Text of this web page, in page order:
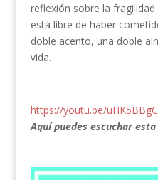
reflexión sobre la
está libre de haber
doble acento, una doble
vida.
https://youtu.be/
Aquí puedes escuchar